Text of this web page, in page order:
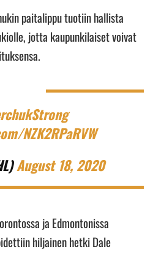
paitalippu tuotiin hallista
jotta kaupunkilaiset voivat
NZK2RPaRVW
August 18, 2020
ja Edmontonissa
hiljainen hetki Dale